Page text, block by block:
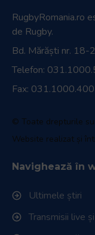
RugbyRomania.ro
de Rugby.
Bd. Mărăști nr. 18-
Telefon:
Fax: 031.1000.400
© Toate drepturile
Website realizat și
Navighează în
Ultimele știri
Transmisii live